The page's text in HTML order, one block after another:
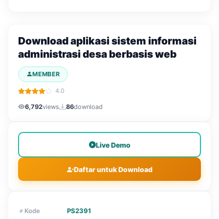
Download aplikasi sistem informasi
administrasi desa berbasis web
MEMBER
4.0
6,792views 86download
Live Demo
Daftar untuk Download
Kode PS2391